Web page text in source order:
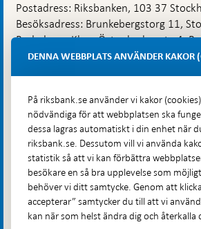
Postadress: Riksbanken, 103 37
Besöksadress: Brunkebergstorg 11,
Budadress: Klara Östra kyrkogata 4,
Lastplats 6
Hitta direkt
Frågor och svar-
Öppnas
i
ny
flik
Till Riksbankens webbarkiv-
Öppnas
i
ny
Presskontakt
Integritetspolicy
DENNA WEBBPLATS ANVÄNDER KAKOR
På riksbank.se använder vi kakor
nödvändiga för att webbplatsen ska
dessa lagras automatiskt i din enhet när
riksbank.se. Dessutom vill vi använda
statistik så att vi kan förbättra
besökare en så bra upplevelse som
behöver vi ditt samtycke. Genom att
accepterar” samtycker du till att vi
kan när som helst ändra dig och återkalla